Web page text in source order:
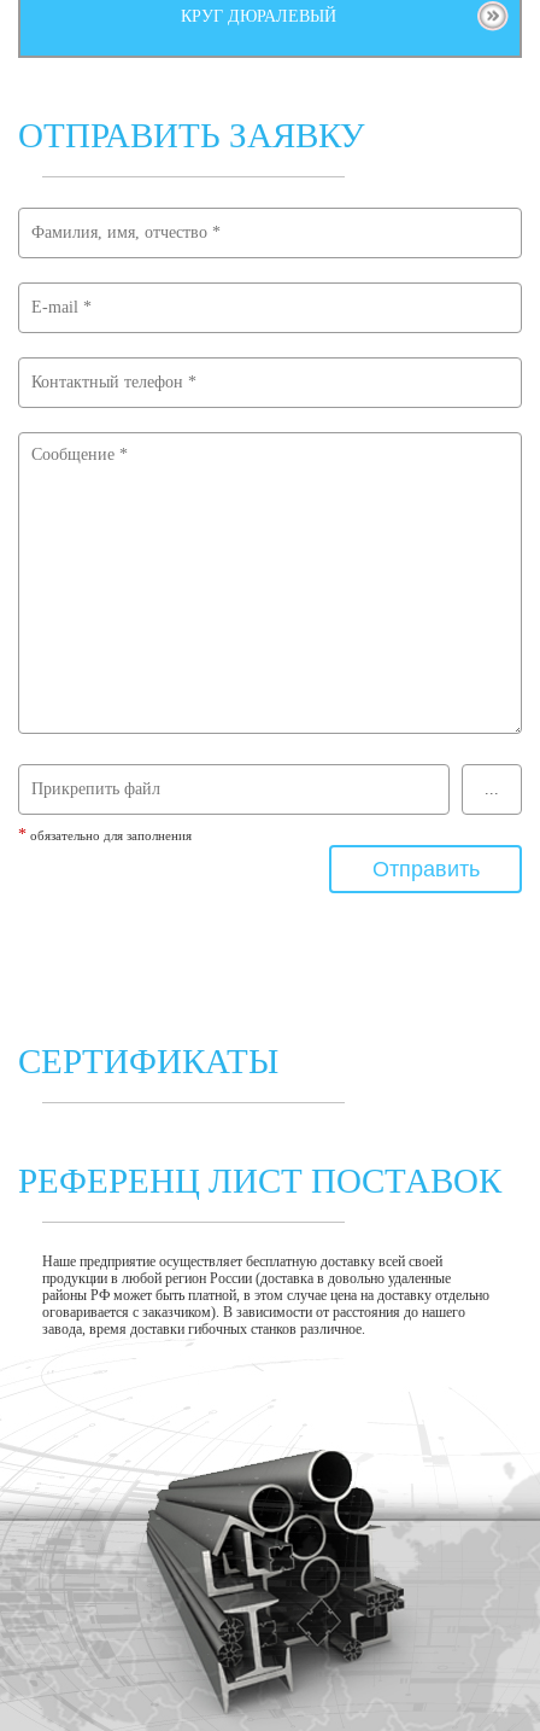
КРУГ ДЮРАЛЕВЫЙ
ОТПРАВИТЬ ЗАЯВКУ
* обязательно для заполнения
СЕРТИФИКАТЫ
РЕФЕРЕНЦ ЛИСТ ПОСТАВОК
Наше предприятие осуществляет бесплатную доставку всей своей
продукции в любой регион России (доставка в довольно удаленные
районы РФ может быть платной, в этом случае цена на доставку отдельно
оговаривается с заказчиком). В зависимости от расстояния до нашего
завода, время доставки гибочных станков различное.